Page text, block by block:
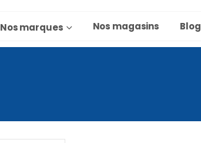
Nos marques Nos magasins Blog